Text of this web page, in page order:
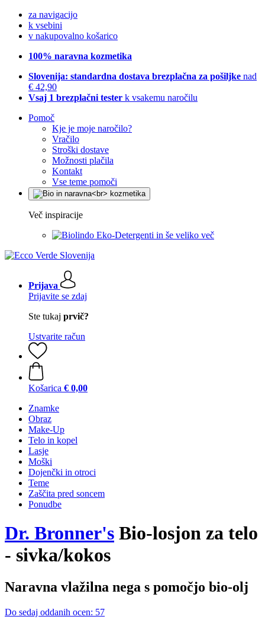
za navigacijo
k vsebini
v nakupovalno košarico
100% naravna kozmetika
Slovenija: standardna dostava brezplačna za pošiljke nad
€ 42,90
Vsaj 1 brezplačni tester k vsakemu naročilu
Pomoč
Kje je moje naročilo?
Vračilo
Stroški dostave
Možnosti plačila
Kontakt
Vse teme pomoči
Več inspiracije
Eko-Detergenti in še veliko več
Prijava
Prijavite se zdaj
Ste tukaj prvič?
Ustvarite račun
Košarica € 0,00
Znamke
Obraz
Make-Up
Telo in kopel
Lasje
Moški
Dojenčki in otroci
Teme
Zaščita pred soncem
Ponudbe
Dr. Bronner's Bio-losjon za telo
- sivka/kokos
Naravna vlažilna nega s pomočjo bio-olj
Do sedaj oddanih ocen: 57